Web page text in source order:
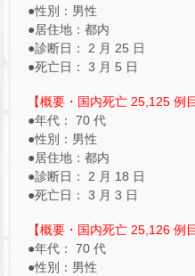
●性別：男性
●居住地：都内
●診断日： 2 月 25 日
●死亡日： 3 月 5 日
【概要・国内死亡 25,125 例目
●年代： 70 代
●性別：男性
●居住地：都内
●診断日： 2 月 18 日
●死亡日： 3 月 3 日
【概要・国内死亡 25,126 例目
●年代： 70 代
●性別：男性